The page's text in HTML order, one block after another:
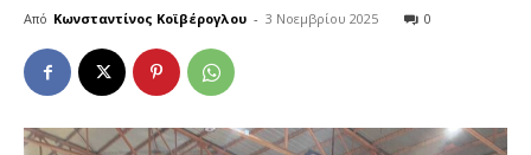
Από Κωνσταντίνος Κοϊβέρογλου - 3 Νοεμβρίου 2025 0